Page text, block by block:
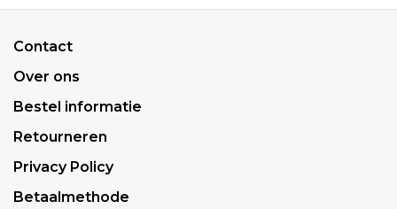
Contact
Over ons
Bestel informatie
Retourneren
Privacy Policy
Betaalmethode